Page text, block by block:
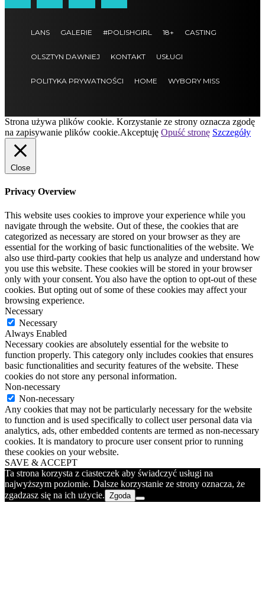
LANS GALERIE #POLISHGIRL 18+ CASTING
OLSZTYN DAWNIEJ KONTAKT USŁUGI
POLITYKA PRYWATNOŚCI HOME WYBORY MISS
Strona używa plików cookie. Korzystanie ze strony oznacza zgodę
na zapisywanie plików cookie.Akceptuję Opuść stronę Szczegóły
Close
Privacy Overview
This website uses cookies to improve your experience while you
navigate through the website. Out of these, the cookies that are
categorized as necessary are stored on your browser as they are
essential for the working of basic functionalities of the website. We
also use third-party cookies that help us analyze and understand how
you use this website. These cookies will be stored in your browser
only with your consent. You also have the option to opt-out of these
cookies. But opting out of some of these cookies may affect your
browsing experience.
Necessary
Necessary
Always Enabled
Necessary cookies are absolutely essential for the website to
function properly. This category only includes cookies that ensures
basic functionalities and security features of the website. These
cookies do not store any personal information.
Non-necessary
Non-necessary
Any cookies that may not be particularly necessary for the website
to function and is used specifically to collect user personal data via
analytics, ads, other embedded contents are termed as non-necessary
cookies. It is mandatory to procure user consent prior to running
these cookies on your website.
SAVE & ACCEPT
Ta strona korzysta z ciasteczek aby świadczyć usługi na
najwyższym poziomie. Dalsze korzystanie ze strony oznacza, że
zgadzasz się na ich użycie. Zgoda